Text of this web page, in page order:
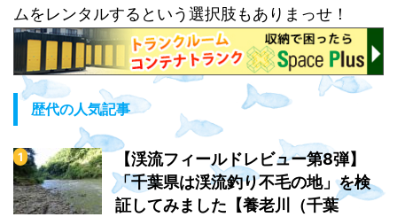
ムをレンタルするという選択肢もありまっせ！
歴代の人気記事
【渓流フィールドレビュー第8弾】
「千葉県は渓流釣り不毛の地」を検
証してみました【養老川（千葉